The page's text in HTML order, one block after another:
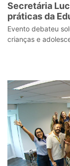
Secretária
práticas da
Nacional dos
Juventude
Evento debateu
crianças e